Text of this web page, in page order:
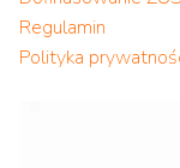
Regulamin
Polityka